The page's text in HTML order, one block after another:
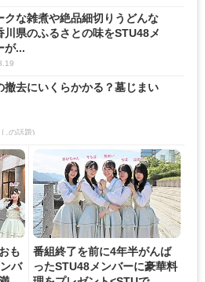
クな雑煮や絶品細切りうどんな
川県のふるさとの味をSTU48メ
が...
撤去にいくらかかる？墓じまい
の話題)
も
バ
番組終了を前に4年半がんば
ったSTU48メンバーに豪華料